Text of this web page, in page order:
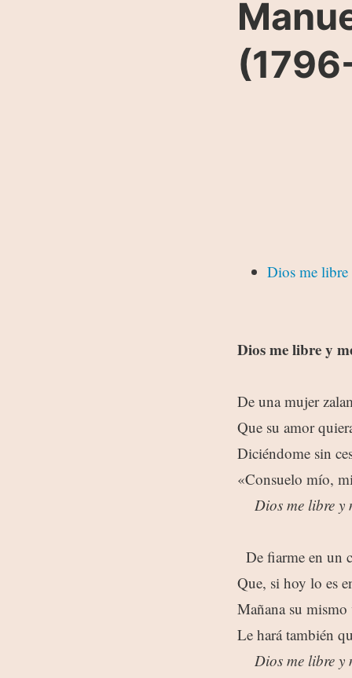
Dios me
Dios me libre y
De una mujer
Que su amor
Diciéndome sin
«Consuelo mío,
Dios me libre y
De fiarme en un
Que, si hoy lo es
Mañana su
Le hará también
Dios me libre y